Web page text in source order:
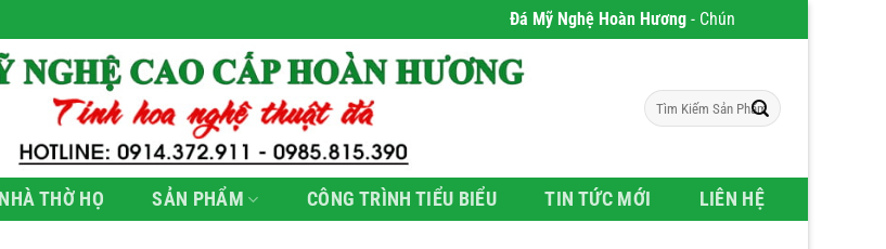
Đá Mỹ Nghệ Hoàn Hương- Chúng tôi chuyên phân phối Sản
Tìm
kiếm:
NHÀ THỜ HỌ SẢN PHẨM CÔNG TRÌNH TIỂU BIỂU TIN TỨC MỚI LIÊN HỆ